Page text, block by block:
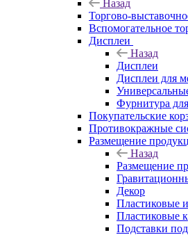
Назад
Торгово-
Вспомогательное
Дисплеи
Назад
Дисплеи
Дисплеи для
Фурнитура
Покупательские
Противокражные
Размещение
Назад
Размещение
Декор
Пластиковые
Пластиковые
Подставки